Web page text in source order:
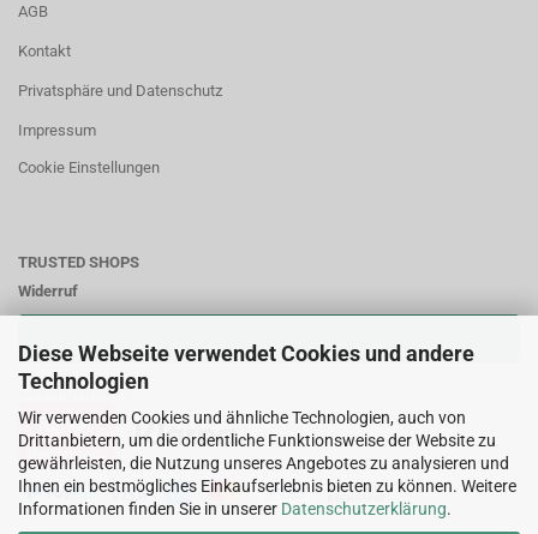
Diese Webseite verwendet Cookies und andere
Technologien
Wir verwenden Cookies und ähnliche Technologien, auch von
Drittanbietern, um die ordentliche Funktionsweise der Website zu
gewährleisten, die Nutzung unseres Angebotes zu analysieren und
Ihnen ein bestmögliches Einkaufserlebnis bieten zu können. Weitere
Informationen finden Sie in unserer Datenschutzerklärung.
AGB
Kontakt
Privatsphäre und Datenschutz
Impressum
Cookie Einstellungen
TRUSTED SHOPS
Widerruf
Zahlungsweisen: